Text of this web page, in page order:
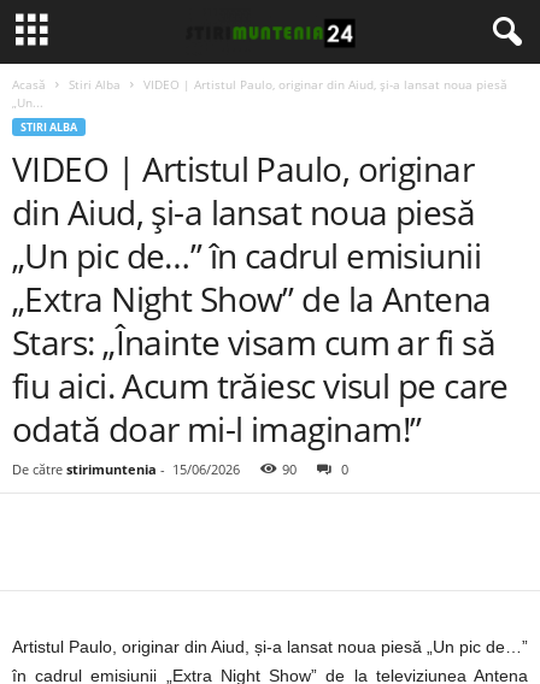
Acasă Stiri Alba
VIDEO | Artistul Paulo, originar din Aiud, și-a lansat noua piesă
„Un...
STIRI ALBA
VIDEO | Artistul Paulo, originar
din Aiud, și-a lansat noua piesă
„Un pic de…” în cadrul emisiunii
„Extra Night Show” de la Antena
Stars: „Înainte visam cum ar fi să
fiu aici. Acum trăiesc visul pe care
odată doar mi-l imaginam!”
De către stirimuntenia - 15/06/2026 90 0
Artistul Paulo, originar din Aiud, și-a lansat noua piesă „Un pic de…”
în cadrul emisiunii „Extra Night Show” de la televiziunea Antena